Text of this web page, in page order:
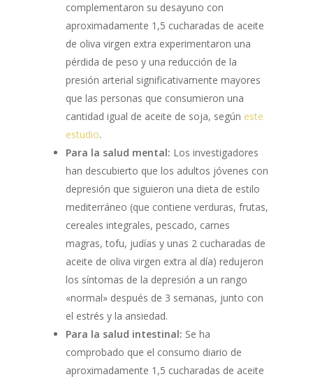
complementaron su desayuno con
aproximadamente 1,5 cucharadas de aceite
de oliva virgen extra experimentaron una
pérdida de peso y una reducción de la
presión arterial significativamente mayores
que las personas que consumieron una
cantidad igual de aceite de soja, según este
estudio.
Para la salud mental: Los investigadores
han descubierto que los adultos jóvenes con
depresión que siguieron una dieta de estilo
mediterráneo (que contiene verduras, frutas,
cereales integrales, pescado, carnes
magras, tofu, judías y unas 2 cucharadas de
aceite de oliva virgen extra al día) redujeron
los síntomas de la depresión a un rango
«normal» después de 3 semanas, junto con
el estrés y la ansiedad.
Para la salud intestinal: Se ha
comprobado que el consumo diario de
aproximadamente 1,5 cucharadas de aceite